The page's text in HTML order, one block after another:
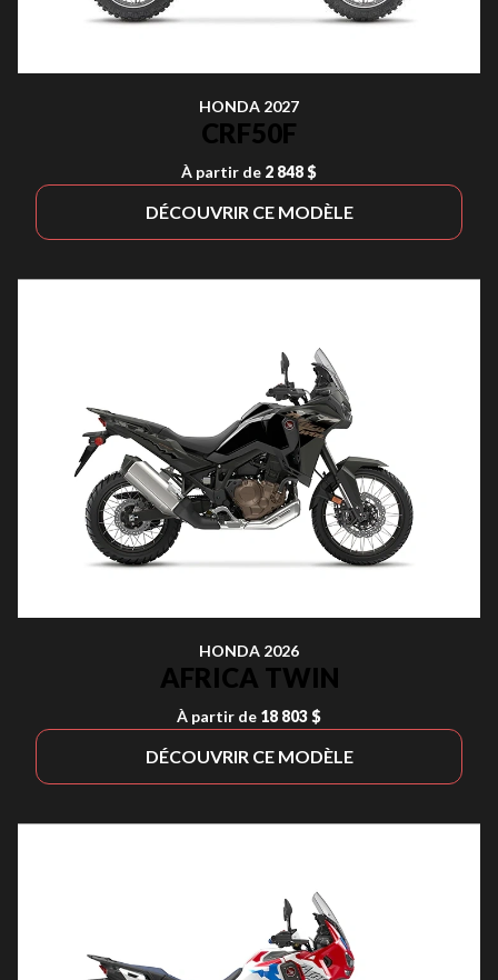
HONDA 2027
CRF50F
À partir de 2 848 $
DÉCOUVRIR CE MODÈLE
HONDA 2026
AFRICA TWIN
À partir de 18 803 $
DÉCOUVRIR CE MODÈLE